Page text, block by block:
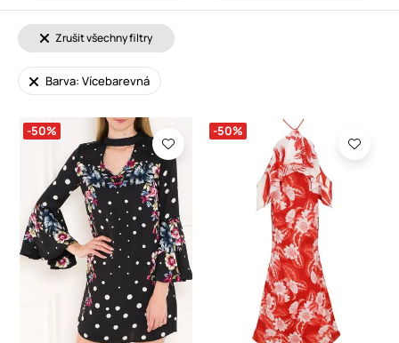
Zrušit všechny filtry
Barva: Vícebarevná
-50% -50%